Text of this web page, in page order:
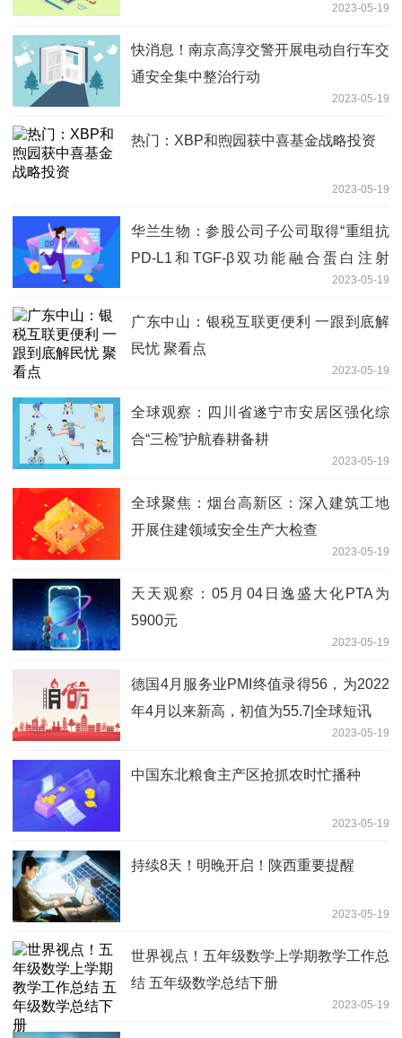
2023-05-19
快消息！南京高淳交警开展电动自行车交
通安全集中整治行动
2023-05-19
热门：XBP和煦园获中喜基金战略投资
2023-05-19
华兰生物：参股公司子公司取得“重组抗
PD-L1和TGF-β双功能融合蛋白注射
液”药物临床试验批准通知书_天天聚看点
2023-05-19
广东中山：银税互联更便利 一跟到底解
民忧 聚看点
2023-05-19
全球观察：四川省遂宁市安居区强化综
合“三检”护航春耕备耕
2023-05-19
全球聚焦：烟台高新区：深入建筑工地
开展住建领域安全生产大检查
2023-05-19
天天观察：05月04日逸盛大化PTA为
5900元
2023-05-19
德国4月服务业PMI终值录得56，为2022
年4月以来新高，初值为55.7|全球短讯
2023-05-19
中国东北粮食主产区抢抓农时忙播种
2023-05-19
持续8天！明晚开启！陕西重要提醒
2023-05-19
世界视点！五年级数学上学期教学工作总
结 五年级数学总结下册
2023-05-19